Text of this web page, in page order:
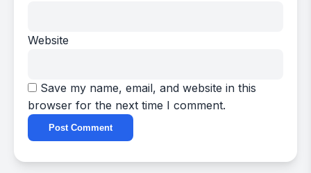
Website
Save my name, email, and website in this
browser for the next time I comment.